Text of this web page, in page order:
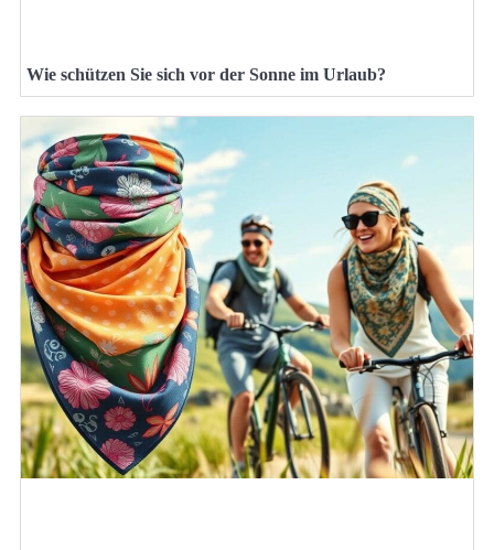
Wie schützen Sie sich vor der Sonne im Urlaub?